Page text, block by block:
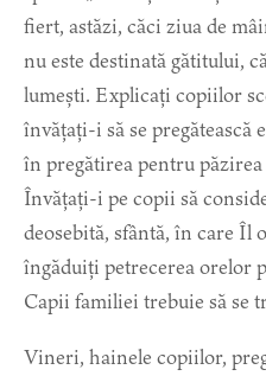
fiert, astăzi, căci ziua de
nu este destinată gătitului,
lumești. Explicați copiilor
învățați-i să se
în pregătirea pentru
Învățați-i pe copii să
deosebită, sfântă, în care Îl
îngăduiți petrecerea orelor
Capii familiei trebuie să se
Vineri, hainele copiilor,